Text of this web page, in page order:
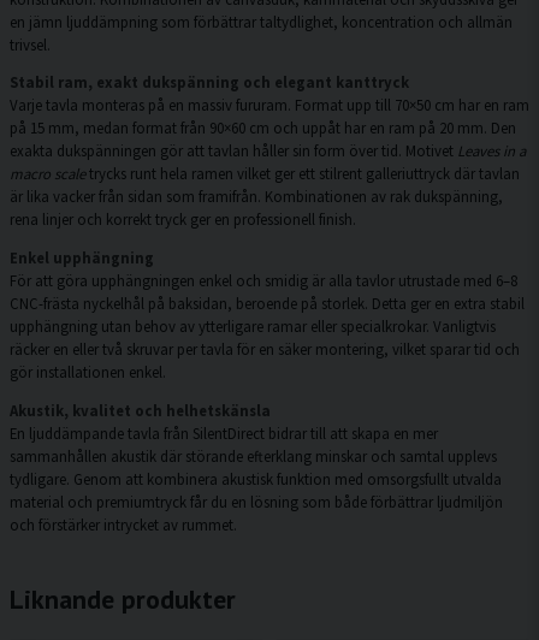
en jämn ljuddämpning som förbättrar taltydlighet, koncentration och allmän
trivsel.
Stabil ram, exakt dukspänning och elegant kanttryck
Varje tavla monteras på en massiv fururam. Format upp till 70×50 cm har en ram
på 15 mm, medan format från 90×60 cm och uppåt har en ram på 20 mm. Den
exakta dukspänningen gör att tavlan håller sin form över tid. Motivet Leaves in a
macro scaletrycks runt hela ramen vilket ger ett stilrent galleriuttryck där tavlan
är lika vacker från sidan som framifrån. Kombinationen av rak dukspänning,
rena linjer och korrekt tryck ger en professionell finish.
Enkel upphängning
För att göra upphängningen enkel och smidig är alla tavlor utrustade med 6–8
CNC-frästa nyckelhål på baksidan, beroende på storlek. Detta ger en extra stabil
upphängning utan behov av ytterligare ramar eller specialkrokar. Vanligtvis
räcker en eller två skruvar per tavla för en säker montering, vilket sparar tid och
gör installationen enkel.
Akustik, kvalitet och helhetskänsla
En ljuddämpande tavla från SilentDirect bidrar till att skapa en mer
sammanhållen akustik där störande efterklang minskar och samtal upplevs
tydligare. Genom att kombinera akustisk funktion med omsorgsfullt utvalda
material och premiumtryck får du en lösning som både förbättrar ljudmiljön
och förstärker intrycket av rummet.
Liknande produkter